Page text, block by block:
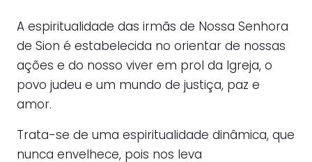
A espiritualidade das irmãs de Nossa Senhora
de Sion é estabelecida no orientar de nossas
ações e do nosso viver em prol da Igreja, o
povo judeu e um mundo de justiça, paz e
amor.
Trata-se de uma espiritualidade dinâmica, que
nunca envelhece, pois nos leva